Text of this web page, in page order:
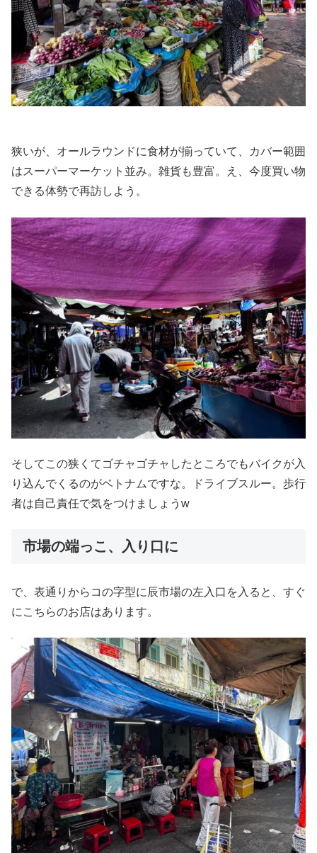
狭いが、オールラウンドに食材が揃っていて、カバー範囲
はスーパーマーケット並み。雑貨も豊富。え、今度買い物
できる体勢で再訪しよう。
そしてこの狭くてゴチャゴチャしたところでもバイクが入
り込んでくるのがベトナムですな。ドライブスルー。歩行
者は自己責任で気をつけましょうw
市場の端っこ、入り口に
で、表通りからコの字型に辰市場の左入口を入ると、すぐ
にこちらのお店はあります。